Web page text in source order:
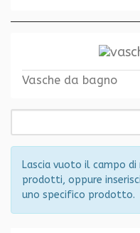
Vasche da bagno
Lascia vuoto il campo
prodotti, oppure
uno specifico prodotto.